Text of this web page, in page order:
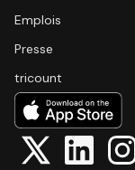
Emplois
Presse
tricount